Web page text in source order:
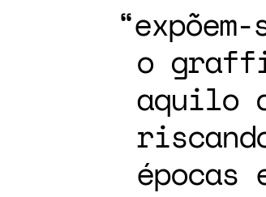
o
aquilo
épocas